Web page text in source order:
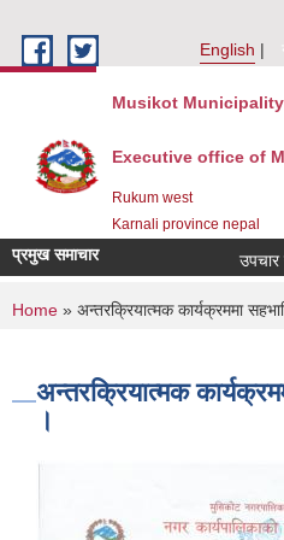
English
Musikot Municipality
Executive office of
Rukum west
Karnali province nepal
प्रमुख समाचार उपचार
You are here
Home » अन्तरक्रियात्मक कार्यक्रममा
अन्तरक्रियात्मक
।